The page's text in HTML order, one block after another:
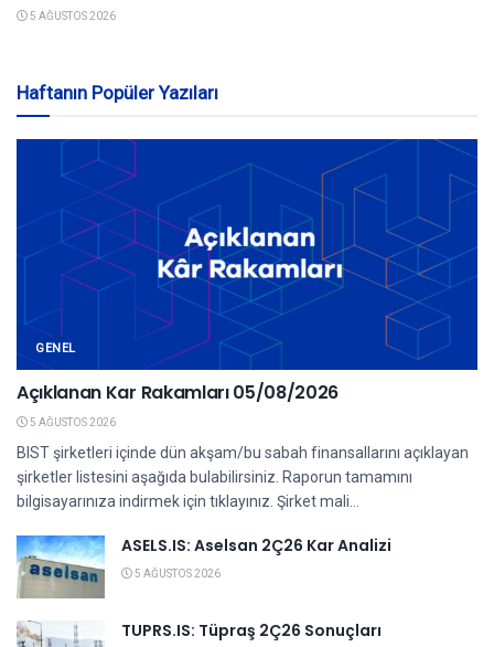
5 AĞUSTOS 2026
Haftanın Popüler Yazıları
GENEL
Açıklanan Kar Rakamları 05/08/2026
5 AĞUSTOS 2026
BIST şirketleri içinde dün akşam/bu sabah finansallarını açıklayan
şirketler listesini aşağıda bulabilirsiniz. Raporun tamamını
bilgisayarınıza indirmek için tıklayınız. Şirket mali...
ASELS.IS: Aselsan 2Ç26 Kar Analizi
5 AĞUSTOS 2026
TUPRS.IS: Tüpraş 2Ç26 Sonuçları